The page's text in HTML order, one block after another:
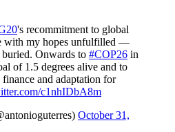
's recommitment to global
with my hopes unfulfilled —
buried. Onwards to #COP26 in
of 1.5 degrees alive and to
and adaptation for
c1nhIDbA8m
October 31,